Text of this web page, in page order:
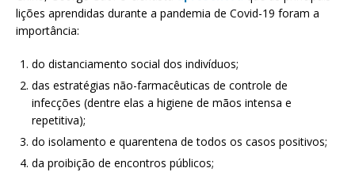
lições aprendidas durante a pandemia de Covid-19 foram a
importância:
do distanciamento social dos indivíduos;
das estratégias não-farmacêuticas de controle de
infecções (dentre elas a higiene de mãos intensa e
repetitiva);
do isolamento e quarentena de todos os casos positivos;
da proibição de encontros públicos;